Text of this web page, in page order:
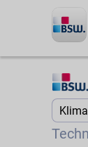
Startseite